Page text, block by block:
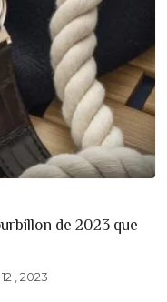
de 2023 que
, 2023